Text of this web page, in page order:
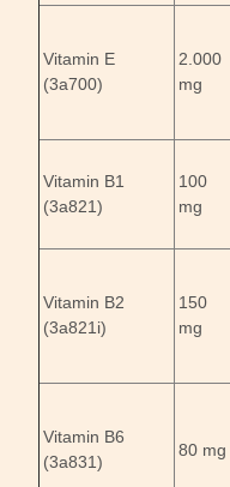
Vitamin E
(3a700)
2.000
mg
Vitamin B1
(3a821)
100
mg
Vitamin B2
(3a821i)
150
mg
Vitamin B6
(3a831)
80 mg